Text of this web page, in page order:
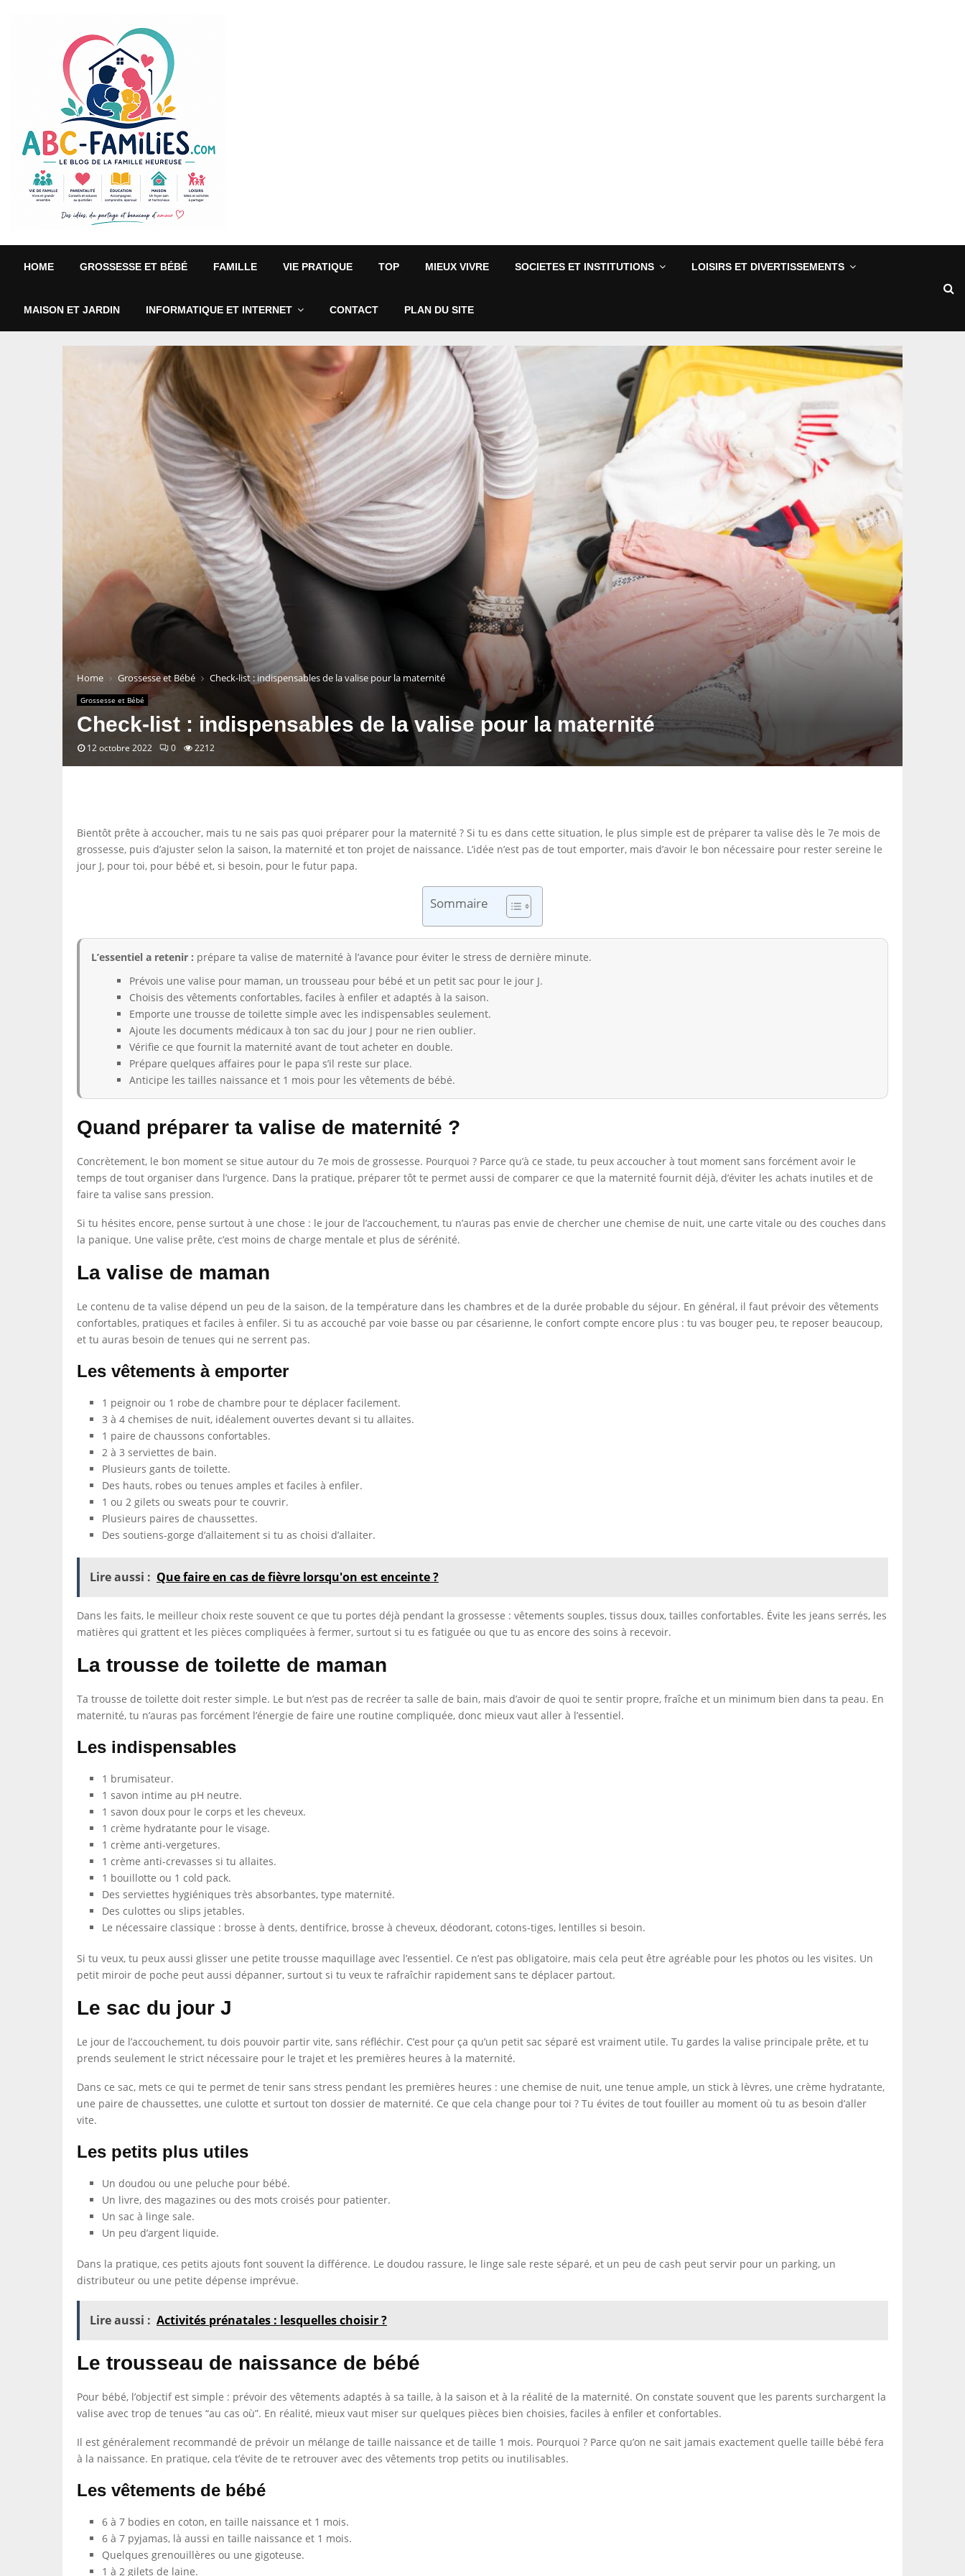
HOME GROSSESSE ET BÉBÉ FAMILLE VIE PRATIQUE TOP MIEUX VIVRE SOCIETES ET INSTITUTIONS LOISIRS ET DIVERTISSEMENTS
MAISON ET JARDIN INFORMATIQUE ET INTERNET CONTACT PLAN DU SITE
Home Grossesse et Bébé Check-list : indispensables de la valise pour la maternité
Grossesse et Bébé
Check-list : indispensables de la valise pour la maternité
12 octobre 2022 0 2212
Bientôt prête à accoucher, mais tu ne sais pas quoi préparer pour la maternité ? Si tu es dans cette situation, le plus simple est de préparer ta valise dès le 7e mois de
grossesse, puis d’ajuster selon la saison, la maternité et ton projet de naissance. L’idée n’est pas de tout emporter, mais d’avoir le bon nécessaire pour rester sereine le
jour J, pour toi, pour bébé et, si besoin, pour le futur papa.
Sommaire
L’essentiel a retenir : prépare ta valise de maternité à l’avance pour éviter le stress de dernière minute.
Prévois une valise pour maman, un trousseau pour bébé et un petit sac pour le jour J.
Choisis des vêtements confortables, faciles à enfiler et adaptés à la saison.
Emporte une trousse de toilette simple avec les indispensables seulement.
Ajoute les documents médicaux à ton sac du jour J pour ne rien oublier.
Vérifie ce que fournit la maternité avant de tout acheter en double.
Prépare quelques affaires pour le papa s’il reste sur place.
Anticipe les tailles naissance et 1 mois pour les vêtements de bébé.
Quand préparer ta valise de maternité ?
Concrètement, le bon moment se situe autour du 7e mois de grossesse. Pourquoi ? Parce qu’à ce stade, tu peux accoucher à tout moment sans forcément avoir le
temps de tout organiser dans l’urgence. Dans la pratique, préparer tôt te permet aussi de comparer ce que la maternité fournit déjà, d’éviter les achats inutiles et de
faire ta valise sans pression.
Si tu hésites encore, pense surtout à une chose : le jour de l’accouchement, tu n’auras pas envie de chercher une chemise de nuit, une carte vitale ou des couches dans
la panique. Une valise prête, c’est moins de charge mentale et plus de sérénité.
La valise de maman
Le contenu de ta valise dépend un peu de la saison, de la température dans les chambres et de la durée probable du séjour. En général, il faut prévoir des vêtements
confortables, pratiques et faciles à enfiler. Si tu as accouché par voie basse ou par césarienne, le confort compte encore plus : tu vas bouger peu, te reposer beaucoup,
et tu auras besoin de tenues qui ne serrent pas.
Les vêtements à emporter
1 peignoir ou 1 robe de chambre pour te déplacer facilement.
3 à 4 chemises de nuit, idéalement ouvertes devant si tu allaites.
1 paire de chaussons confortables.
2 à 3 serviettes de bain.
Plusieurs gants de toilette.
Des hauts, robes ou tenues amples et faciles à enfiler.
1 ou 2 gilets ou sweats pour te couvrir.
Plusieurs paires de chaussettes.
Des soutiens-gorge d’allaitement si tu as choisi d’allaiter.
Lire aussi : Que faire en cas de fièvre lorsqu'on est enceinte ?
Dans les faits, le meilleur choix reste souvent ce que tu portes déjà pendant la grossesse : vêtements souples, tissus doux, tailles confortables. Évite les jeans serrés, les
matières qui grattent et les pièces compliquées à fermer, surtout si tu es fatiguée ou que tu as encore des soins à recevoir.
La trousse de toilette de maman
Ta trousse de toilette doit rester simple. Le but n’est pas de recréer ta salle de bain, mais d’avoir de quoi te sentir propre, fraîche et un minimum bien dans ta peau. En
maternité, tu n’auras pas forcément l’énergie de faire une routine compliquée, donc mieux vaut aller à l’essentiel.
Les indispensables
1 brumisateur.
1 savon intime au pH neutre.
1 savon doux pour le corps et les cheveux.
1 crème hydratante pour le visage.
1 crème anti-vergetures.
1 crème anti-crevasses si tu allaites.
1 bouillotte ou 1 cold pack.
Des serviettes hygiéniques très absorbantes, type maternité.
Des culottes ou slips jetables.
Le nécessaire classique : brosse à dents, dentifrice, brosse à cheveux, déodorant, cotons-tiges, lentilles si besoin.
Si tu veux, tu peux aussi glisser une petite trousse maquillage avec l’essentiel. Ce n’est pas obligatoire, mais cela peut être agréable pour les photos ou les visites. Un
petit miroir de poche peut aussi dépanner, surtout si tu veux te rafraîchir rapidement sans te déplacer partout.
Le sac du jour J
Le jour de l’accouchement, tu dois pouvoir partir vite, sans réfléchir. C’est pour ça qu’un petit sac séparé est vraiment utile. Tu gardes la valise principale prête, et tu
prends seulement le strict nécessaire pour le trajet et les premières heures à la maternité.
Dans ce sac, mets ce qui te permet de tenir sans stress pendant les premières heures : une chemise de nuit, une tenue ample, un stick à lèvres, une crème hydratante,
une paire de chaussettes, une culotte et surtout ton dossier de maternité. Ce que cela change pour toi ? Tu évites de tout fouiller au moment où tu as besoin d’aller
vite.
Les petits plus utiles
Un doudou ou une peluche pour bébé.
Un livre, des magazines ou des mots croisés pour patienter.
Un sac à linge sale.
Un peu d’argent liquide.
Dans la pratique, ces petits ajouts font souvent la différence. Le doudou rassure, le linge sale reste séparé, et un peu de cash peut servir pour un parking, un
distributeur ou une petite dépense imprévue.
Lire aussi : Activités prénatales : lesquelles choisir ?
Le trousseau de naissance de bébé
Pour bébé, l’objectif est simple : prévoir des vêtements adaptés à sa taille, à la saison et à la réalité de la maternité. On constate souvent que les parents surchargent la
valise avec trop de tenues “au cas où”. En réalité, mieux vaut miser sur quelques pièces bien choisies, faciles à enfiler et confortables.
Il est généralement recommandé de prévoir un mélange de taille naissance et de taille 1 mois. Pourquoi ? Parce qu’on ne sait jamais exactement quelle taille bébé fera
à la naissance. En pratique, cela t’évite de te retrouver avec des vêtements trop petits ou inutilisables.
Les vêtements de bébé
6 à 7 bodies en coton, en taille naissance et 1 mois.
6 à 7 pyjamas, là aussi en taille naissance et 1 mois.
Quelques grenouillères ou une gigoteuse.
1 à 2 gilets de laine.